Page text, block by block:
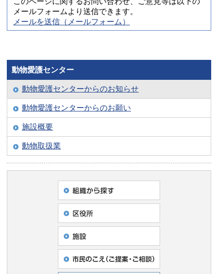
メールフォームより送信できます。
メールを送信（メールフォーム）
動物愛護センター
動物愛護センターからのお知らせ
動物愛護センターからのお願い
施設概要
動物取扱業